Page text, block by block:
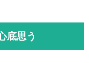
底思う